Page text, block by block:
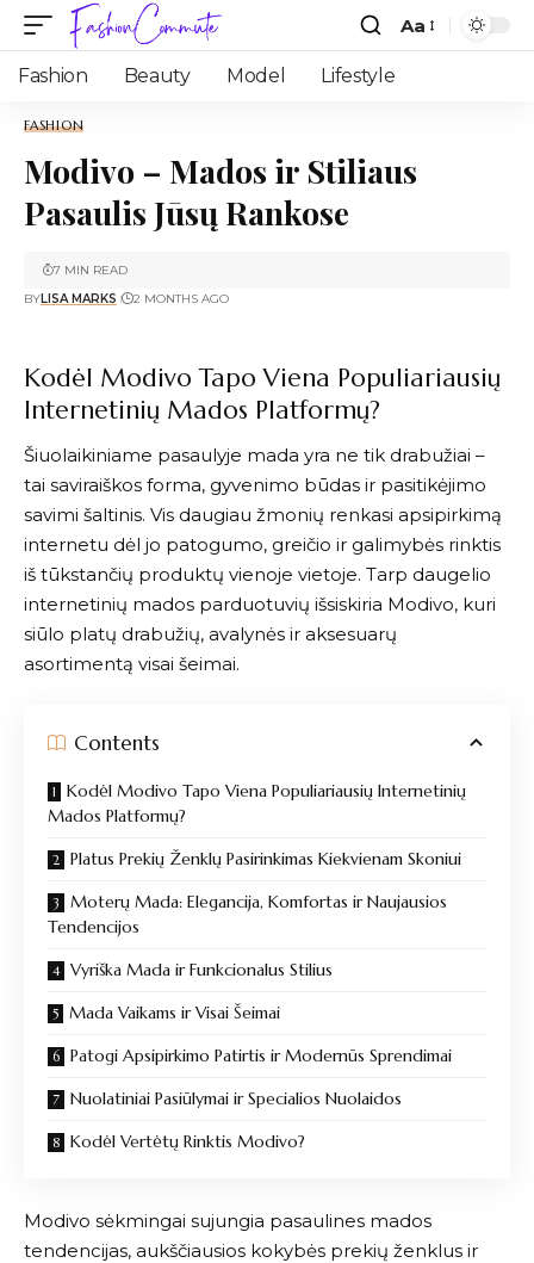
Aa
Fashion Beauty Model Lifestyle
FASHION
Modivo – Mados ir Stiliaus
Pasaulis Jūsų Rankose
BYLISA MARKS 2 MONTHS AGO
7 MIN READ
Kodėl Modivo Tapo Viena Populiariausių
Internetinių Mados Platformų?
Šiuolaikiniame pasaulyje mada yra ne tik drabužiai –
tai saviraiškos forma, gyvenimo būdas ir pasitikėjimo
savimi šaltinis. Vis daugiau žmonių renkasi apsipirkimą
internetu dėl jo patogumo, greičio ir galimybės rinktis
iš tūkstančių produktų vienoje vietoje. Tarp daugelio
internetinių mados parduotuvių išsiskiria Modivo, kuri
siūlo platų drabužių, avalynės ir aksesuarų
asortimentą visai šeimai.
Contents
Kodėl Modivo Tapo Viena Populiariausių Internetinių
Mados Platformų?
Platus Prekių Ženklų Pasirinkimas Kiekvienam Skoniui
Moterų Mada: Elegancija, Komfortas ir Naujausios
Tendencijos
Vyriška Mada ir Funkcionalus Stilius
Mada Vaikams ir Visai Šeimai
Patogi Apsipirkimo Patirtis ir Modernūs Sprendimai
Nuolatiniai Pasiūlymai ir Specialios Nuolaidos
Kodėl Vertėtų Rinktis Modivo?
Modivo sėkmingai sujungia pasaulines mados
tendencijas, aukščiausios kokybės prekių ženklus ir